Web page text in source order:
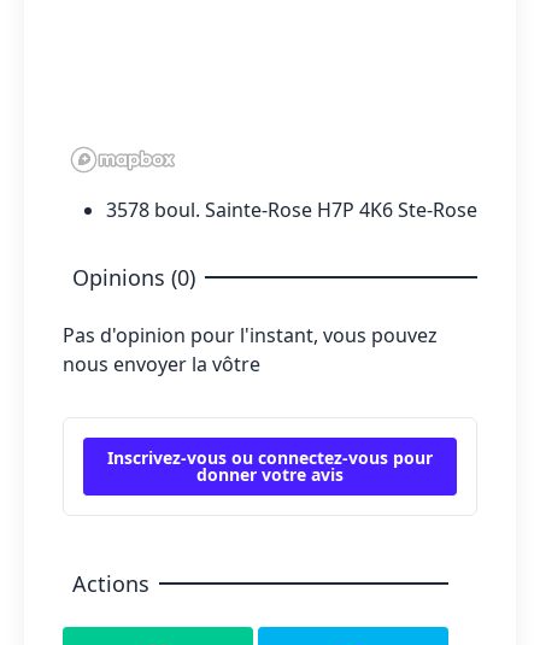
3578 boul. Sainte-Rose H7P 4K6 Ste-Rose
Opinions (0)
Pas d'opinion pour l'instant, vous pouvez
nous envoyer la vôtre
Inscrivez-vous ou connectez-vous pour
donner votre avis
Actions